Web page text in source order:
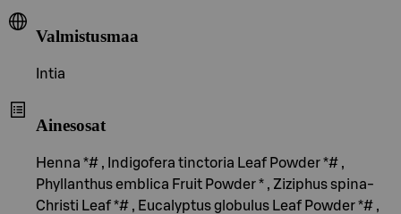
Valmistusmaa
Intia
Ainesosat
Henna *# , Indigofera tinctoria Leaf Powder *# ,
Phyllanthus emblica Fruit Powder * , Ziziphus spina-
Christi Leaf *# , Eucalyptus globulus Leaf Powder *# ,